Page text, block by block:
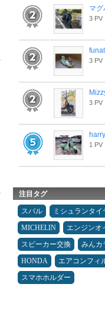
マグ
3 PV
3 PV
3 PV
1 PV
注目タグ
スバル ミシュランタイ
MICHELIN
エンジンオ
スピーカー交換
みんカ
HONDA
エアコンフィ
スマホホルダー